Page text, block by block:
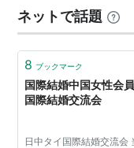
という大きな魅力
ネットで話題
8 ブックマーク
国際結婚中国女性会
国際結婚交流会
日中タイ国際結婚交流会